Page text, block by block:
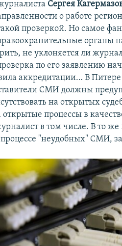
Сергея
о работе
проверкой. Но самое
органы
не уклоняется ли
по его заявлению
аккредитации… В
СМИ должны
на открытых
открытые процессы в
в том числе. В то же
"неудобных" СМИ,